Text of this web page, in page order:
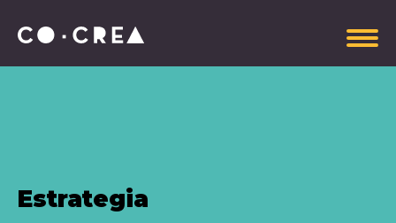
Plataforma estratégica
Estrategia